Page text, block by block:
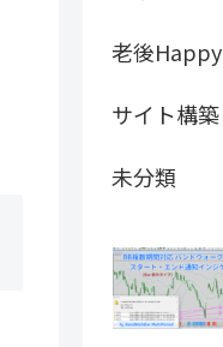
老後Happy
サイト構築
未分類